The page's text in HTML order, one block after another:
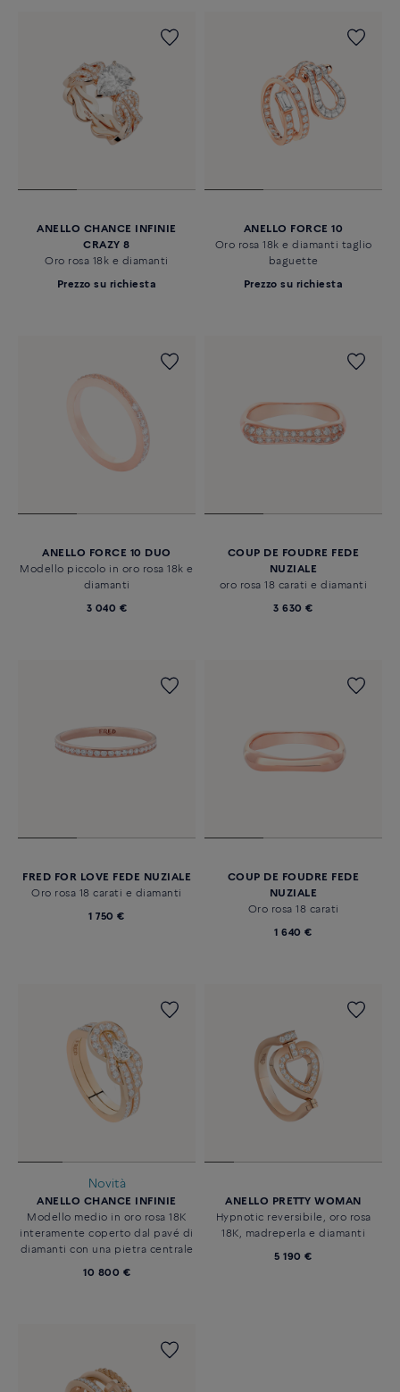
ANELLO CHANCE INFINIE
CRAZY 8
Oro rosa 18k e diamanti
Prezzo su richiesta
ANELLO FORCE 10
Oro rosa 18k e diamanti taglio
baguette
Prezzo su richiesta
ANELLO FORCE 10 DUO
Modello piccolo in oro rosa 18k e
diamanti
3 040 €
COUP DE FOUDRE FEDE
NUZIALE
oro rosa 18 carati e diamanti
3 630 €
FRED FOR LOVE FEDE NUZIALE
Oro rosa 18 carati e diamanti
1 750 €
COUP DE FOUDRE FEDE
NUZIALE
Oro rosa 18 carati
1 640 €
Novità
ANELLO CHANCE INFINIE
Modello medio in oro rosa 18K
interamente coperto dal pavé di
diamanti con una pietra centrale
10 800 €
ANELLO PRETTY WOMAN
Hypnotic reversibile, oro rosa
18K, madreperla e diamanti
5 190 €